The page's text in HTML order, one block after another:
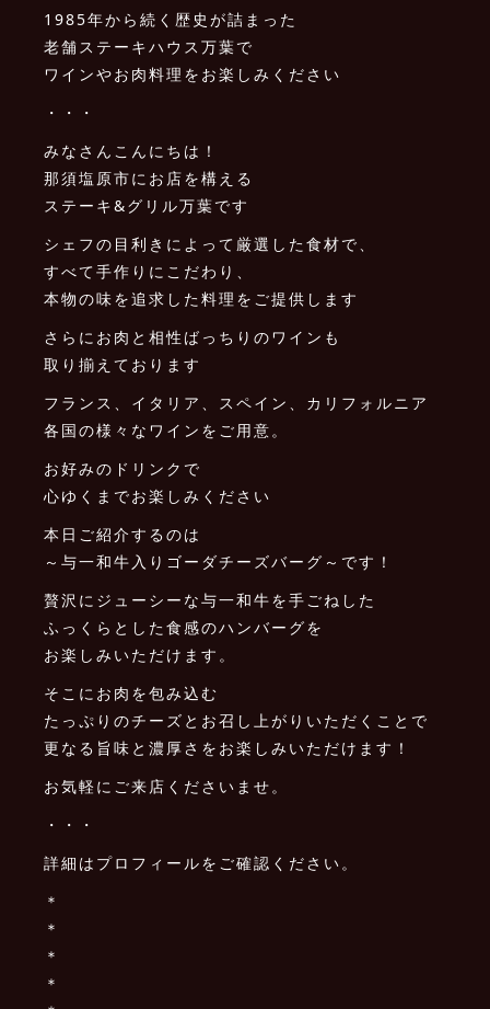
1985年から続く歴史が詰まった
老舗ステーキハウス万葉で
ワインやお肉料理をお楽しみください
・・・
みなさんこんにちは！
那須塩原市にお店を構える
ステーキ&グリル万葉です
シェフの目利きによって厳選した食材で、
すべて手作りにこだわり、
本物の味を追求した料理をご提供します
さらにお肉と相性ばっちりのワインも
取り揃えております
フランス、イタリア、スペイン、カリフォルニア
各国の様々なワインをご用意。
お好みのドリンクで
心ゆくまでお楽しみください
本日ご紹介するのは
～与一和牛入りゴーダチーズバーグ～です！
贅沢にジューシーな与一和牛を手ごねした
ふっくらとした食感のハンバーグを
お楽しみいただけます。
そこにお肉を包み込む
たっぷりのチーズとお召し上がりいただくことで
更なる旨味と濃厚さをお楽しみいただけます！
お気軽にご来店くださいませ。
・・・
詳細はプロフィールをご確認ください。
＊
＊
＊
＊